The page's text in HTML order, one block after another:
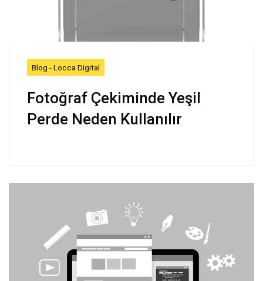
Blog - Locca Digital
Fotoğraf Çekiminde Yeşil
Perde Neden Kullanılır